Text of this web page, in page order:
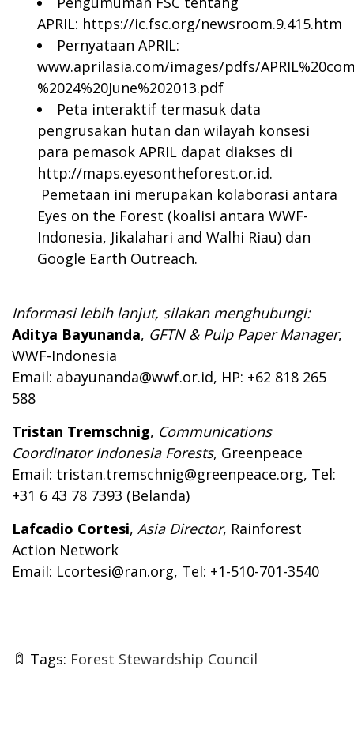
APRIL: https://ic.fsc.org/newsroom.9.415.htm
Pernyataan APRIL:
www.aprilasia.com/images/pdfs/
%2024%20June%202013.pdf
Peta interaktif termasuk data
pengrusakan hutan dan wilayah konsesi
para pemasok APRIL dapat diakses di
http://maps.eyesontheforest.or.id.
Pemetaan ini merupakan kolaborasi antara
Eyes on the Forest (koalisi antara WWF-
Indonesia, Jikalahari and Walhi Riau) dan
Google Earth Outreach.
Informasi lebih lanjut, silakan menghubungi:
Aditya Bayunanda, GFTN & Pulp Paper Manager,
WWF-Indonesia
Email: abayunanda@wwf.or.id, HP: +62 818 265
588
Tristan Tremschnig, Communications
Coordinator Indonesia Forests, Greenpeace
Email: tristan.tremschnig@greenpeace.org, Tel:
+31 6 43 78 7393 (Belanda)
Lafcadio Cortesi, Asia Director, Rainforest
Action Network
Email: Lcortesi@ran.org, Tel: +1-510-701-3540
Tags: Forest Stewardship Council